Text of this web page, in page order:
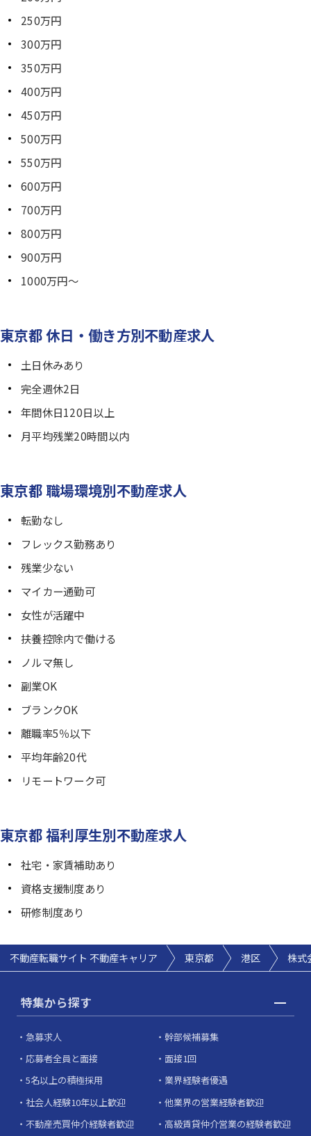
250万円
300万円
350万円
400万円
450万円
500万円
550万円
600万円
700万円
800万円
900万円
1000万円～
東京都 休日・働き方別不動産求人
土日休みあり
完全週休2日
年間休日120日以上
月平均残業20時間以内
東京都 職場環境別不動産求人
転勤なし
フレックス勤務あり
残業少ない
マイカー通勤可
女性が活躍中
扶養控除内で働ける
ノルマ無し
副業OK
ブランクOK
離職率5％以下
平均年齢20代
リモートワーク可
東京都 福利厚生別不動産求人
社宅・家賃補助あり
資格支援制度あり
研修制度あり
不動産転職サイト 不動産キャリア 東京都 港区 株式
特集から探す
急募求人
幹部候補募集
応募者全員と面接
面接1回
5名以上の積極採用
業界経験者優遇
社会人経験10年以上歓迎
他業界の営業経験者歓迎
不動産売買仲介経験者歓迎
高級賃貸仲介営業の経験者歓迎